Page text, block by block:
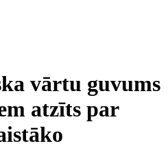
vārtu guvums
atzīts par